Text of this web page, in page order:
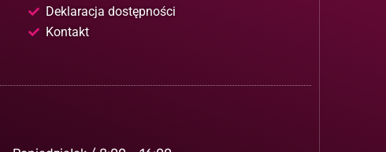
Deklaracja dostępności
Kontakt